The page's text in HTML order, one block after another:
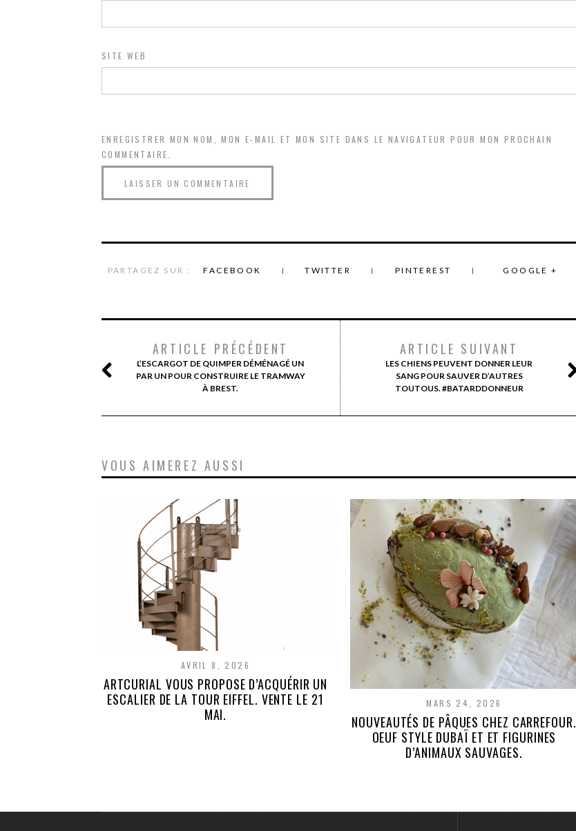
SITE WEB
ENREGISTRER MON NOM, MON E-MAIL ET MON SITE DANS LE NAVIGATEUR POUR MON PROCHAIN
COMMENTAIRE.
PARTAGEZ SUR : FACEBOOK TWITTER PINTEREST GOOGLE +
ARTICLE PRÉCÉDENT
L’ESCARGOT DE QUIMPER DÉMÉNAGÉ UN
PAR UN POUR CONSTRUIRE LE TRAMWAY
À BREST.
ARTICLE SUIVANT
LES CHIENS PEUVENT DONNER LEUR
SANG POUR SAUVER D’AUTRES
TOUTOUS. #BATARDDONNEUR
VOUS AIMEREZ AUSSI
AVRIL 8, 2026
ARTCURIAL VOUS PROPOSE D’ACQUÉRIR UN
ESCALIER DE LA TOUR EIFFEL. VENTE LE 21
MAI.
MARS 24, 2026
NOUVEAUTÉS DE PÂQUES CHEZ CARREFOUR.
OEUF STYLE DUBAÏ ET ET FIGURINES
D’ANIMAUX SAUVAGES.